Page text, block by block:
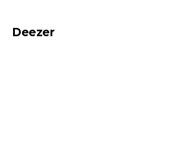
Deezer